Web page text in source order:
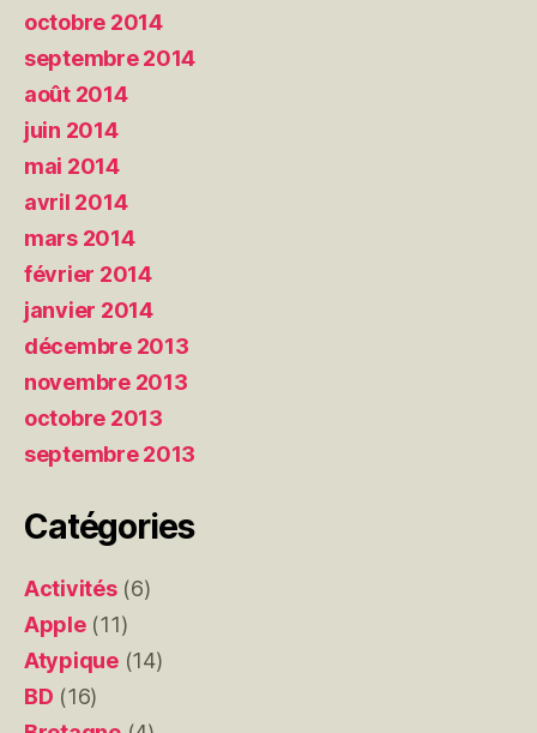
octobre 2014
septembre 2014
août 2014
juin 2014
mai 2014
avril 2014
mars 2014
février 2014
janvier 2014
décembre 2013
novembre 2013
octobre 2013
septembre 2013
Catégories
Activités(6)
Apple(11)
Atypique(14)
BD (16)